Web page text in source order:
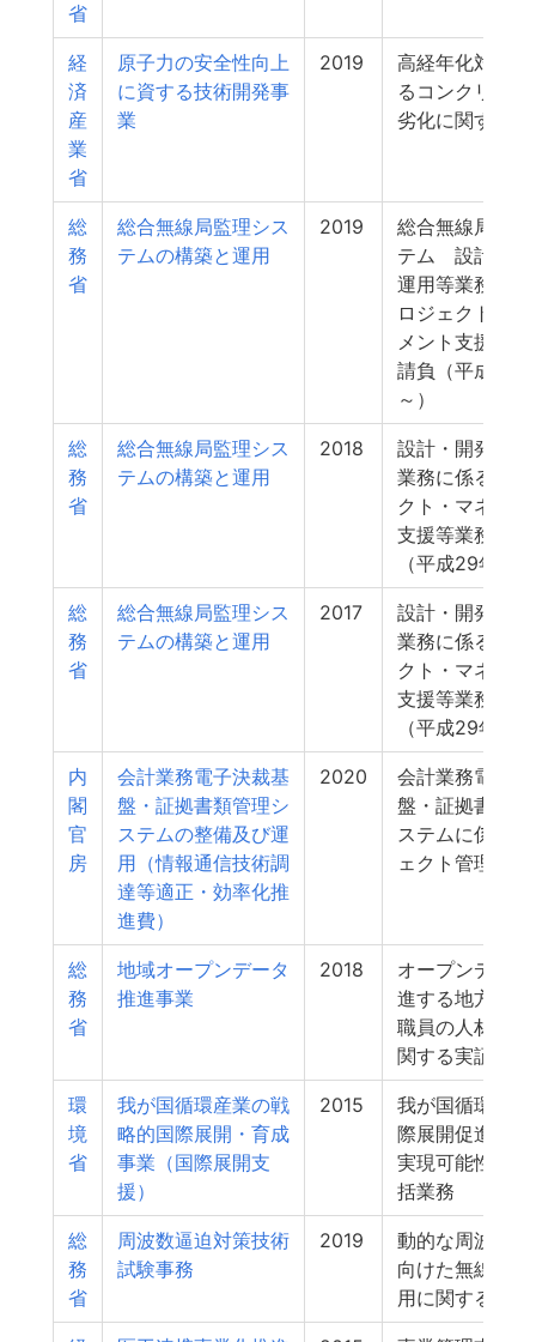
省
経
済
産
業
省
原子力の安全性向上
に資する技術開発事
業
2019
高経年化対策に
るコンクリー
劣化に関する研
総
務
省
総合無線局監理シス
テムの構築と運用
2019
総合無線局監理
テム 設計・開
運用等業務に係
ロジェクト・
メント支援等
請負（平成29
～）
総
務
省
総合無線局監理シス
テムの構築と運用
2018
設計・開発・運
業務に係るプロ
クト・マネジ
支援等業務の請
（平成29年度
総
務
省
総合無線局監理シス
テムの構築と運用
2017
設計・開発・運
業務に係るプロ
クト・マネジ
支援等業務の請
（平成29年度
内
閣
官
房
会計業務電子決裁基
盤・証拠書類管理シ
ステムの整備及び運
用（情報通信技術調
達等適正・効率化推
進費）
2020
会計業務電子決
盤・証拠書類管
ステムに係る
ェクト管理等支
総
務
省
地域オープンデータ
推進事業
2018
オープンデー
進する地方公共
職員の人材育成
関する実証
環
境
省
我が国循環産業の戦
略的国際展開・育成
事業（国際展開支
援）
2015
我が国循環産業
際展開促進に向
実現可能性調査
括業務
総
務
省
周波数逼迫対策技術
試験事務
2019
動的な周波数割
向けた無線局
用に関する調